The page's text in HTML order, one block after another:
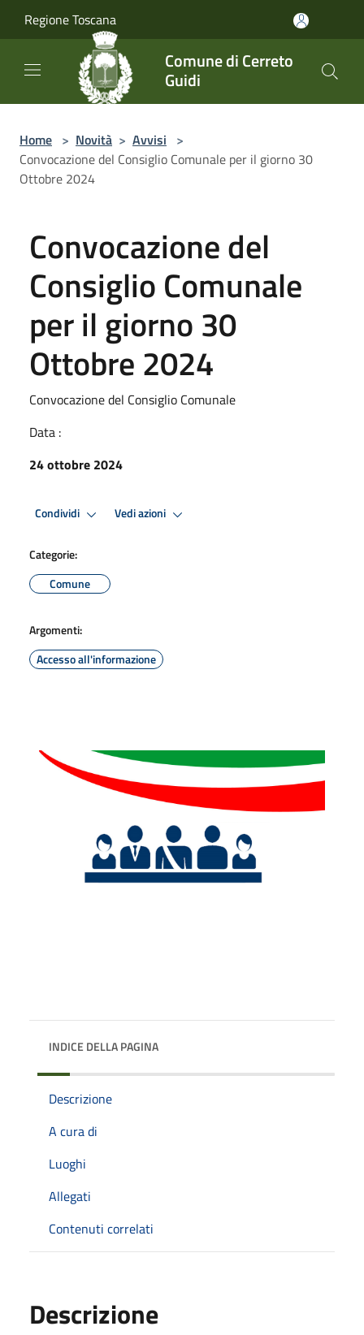
Regione Toscana
Comune di Cerreto
Guidi
Home > Novità > Avvisi >
Convocazione del Consiglio Comunale per il giorno 30
Ottobre 2024
Convocazione del
Consiglio Comunale
per il giorno 30
Ottobre 2024
Convocazione del Consiglio Comunale
Data :
24 ottobre 2024
Condividi Vedi azioni
Categorie:
Comune
Argomenti:
Accesso all'informazione
INDICE DELLA PAGINA
Descrizione
A cura di
Luoghi
Allegati
Contenuti correlati
Descrizione